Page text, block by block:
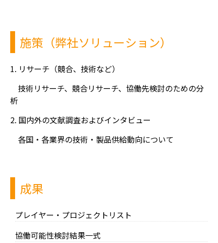
施策（弊社ソリューション）
1. リサーチ（競合、技術など）
技術リサーチ、競合リサーチ、協働先検討のための分
析
2. 国内外の文献調査およびインタビュー
各国・各業界の技術・製品供給動向について
成果
プレイヤー・プロジェクトリスト
協働可能性検討結果一式